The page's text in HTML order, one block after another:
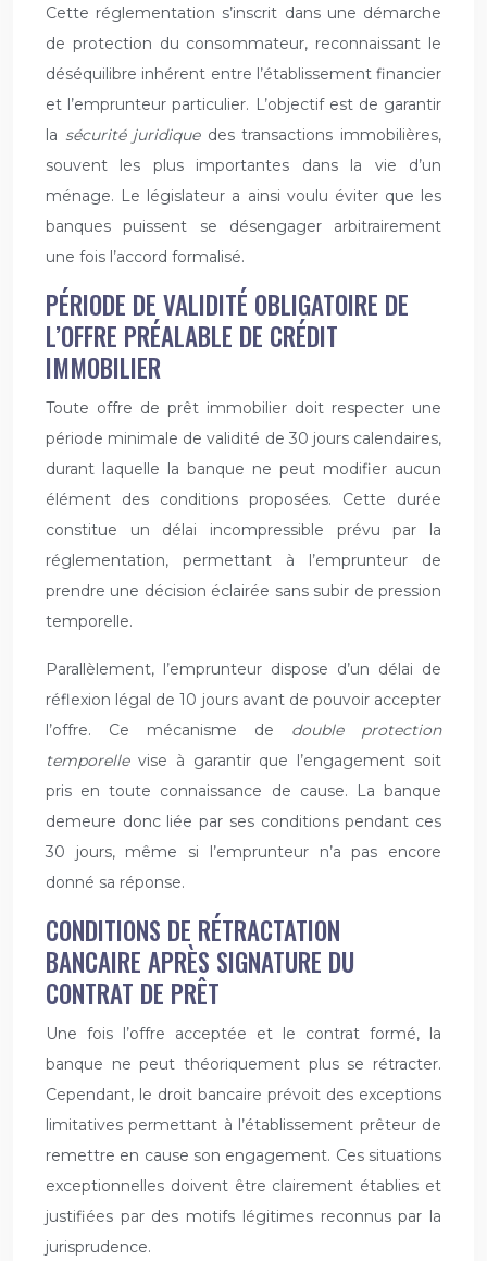
Cette réglementation s’inscrit dans une démarche
de protection du consommateur, reconnaissant le
déséquilibre inhérent entre l’établissement financier
et l’emprunteur particulier. L’objectif est de garantir
la sécurité juridiquedes transactions immobilières,
souvent les plus importantes dans la vie d’un
ménage. Le législateur a ainsi voulu éviter que les
banques puissent se désengager arbitrairement
une fois l’accord formalisé.
PÉRIODE DE VALIDITÉ OBLIGATOIRE DE
L’OFFRE PRÉALABLE DE CRÉDIT
IMMOBILIER
Toute offre de prêt immobilier doit respecter une
période minimale de validité de 30 jours calendaires,
durant laquelle la banque ne peut modifier aucun
élément des conditions proposées. Cette durée
constitue un délai incompressible prévu par la
réglementation, permettant à l’emprunteur de
prendre une décision éclairée sans subir de pression
temporelle.
Parallèlement, l’emprunteur dispose d’un délai de
réflexion légal de 10 jours avant de pouvoir accepter
l’offre. Ce mécanisme de double protection
temporellevise à garantir que l’engagement soit
pris en toute connaissance de cause. La banque
demeure donc liée par ses conditions pendant ces
30 jours, même si l’emprunteur n’a pas encore
donné sa réponse.
CONDITIONS DE RÉTRACTATION
BANCAIRE APRÈS SIGNATURE DU
CONTRAT DE PRÊT
Une fois l’offre acceptée et le contrat formé, la
banque ne peut théoriquement plus se rétracter.
Cependant, le droit bancaire prévoit des exceptions
limitatives permettant à l’établissement prêteur de
remettre en cause son engagement. Ces situations
exceptionnelles doivent être clairement établies et
justifiées par des motifs légitimes reconnus par la
jurisprudence.